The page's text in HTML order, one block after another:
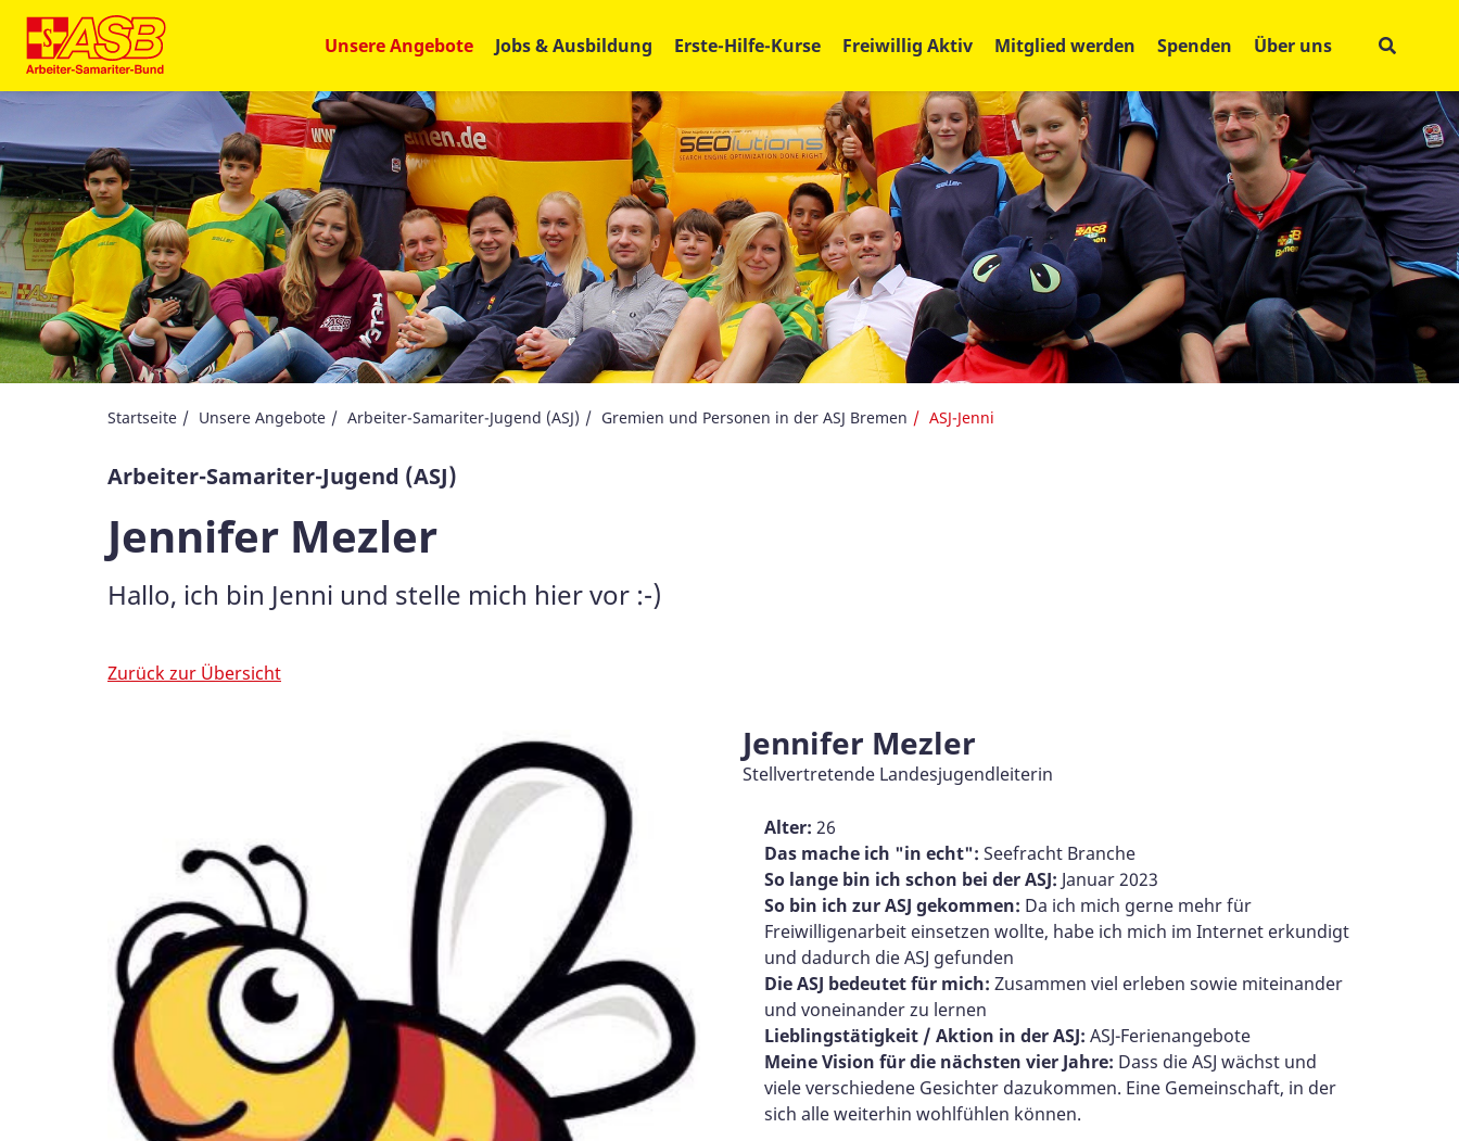
Unsere Angebote Jobs & Ausbildung Erste-Hilfe-Kurse Freiwillig Aktiv Mitglied werden Spenden Über uns
Startseite Unsere Angebote Arbeiter-Samariter-Jugend (ASJ) Gremien und Personen in der ASJ Bremen ASJ-Jenni
Arbeiter-Samariter-Jugend (ASJ)
Jennifer Mezler
Hallo, ich bin Jenni und stelle mich hier vor :-)
Zurück zur Übersicht
Jennifer Mezler
Stellvertretende Landesjugendleiterin
Alter: 26
Das mache ich "in echt": Seefracht Branche
So lange bin ich schon bei der ASJ: Januar 2023
So bin ich zur ASJ gekommen: Da ich mich gerne mehr für
Freiwilligenarbeit einsetzen wollte, habe ich mich im Internet erkundigt
und dadurch die ASJ gefunden
Die ASJ bedeutet für mich: Zusammen viel erleben sowie miteinander
und voneinander zu lernen
Lieblingstätigkeit / Aktion in der ASJ: ASJ-Ferienangebote
Meine Vision für die nächsten vier Jahre: Dass die ASJ wächst und
viele verschiedene Gesichter dazukommen. Eine Gemeinschaft, in der
sich alle weiterhin wohlfühlen können.